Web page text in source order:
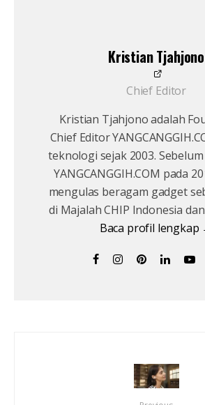
Kristian Tjahjono
Chief Editor
Kristian Tjahjono adalah
Chief Editor
teknologi sejak 2003.
YANGCANGGIH.COM pada
mengulas beragam gadget
di Majalah CHIP Indonesia
Baca profil lengkap